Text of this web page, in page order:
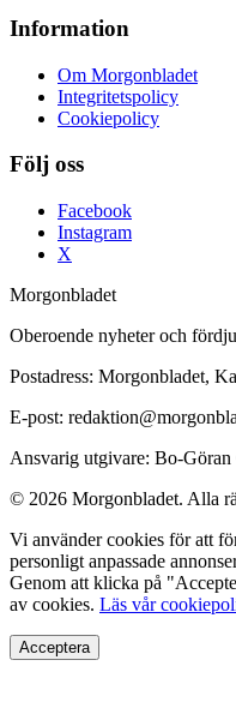
Information
Om Morgonbladet
Integritetspolicy
Cookiepolicy
Följ oss
Facebook
Instagram
X
Morgonbladet
Oberoende nyheter och
Postadress: Morgonbladet,
E-post:
Ansvarig utgivare: Bo-Göran
© 2026 Morgonbladet. Alla
Vi använder cookies för att
personligt anpassade
Genom att klicka på
av cookies. Läs vår
Acceptera